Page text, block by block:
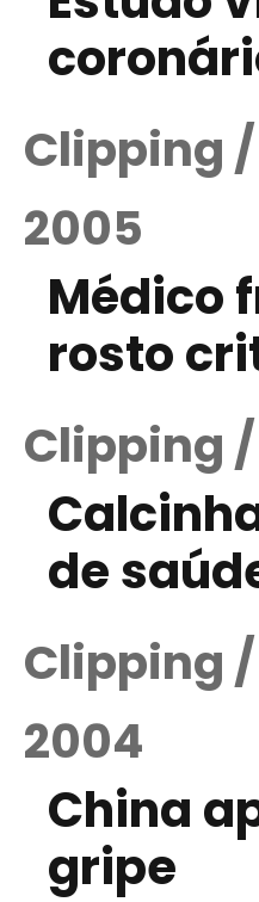
Clipping /
2005
Médico
rosto
Clipping
de
Clipping
2004
China
gripe